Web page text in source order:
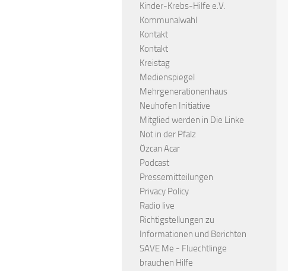
Kinder-Krebs-Hilfe e.V.
Kommunalwahl
Kontakt
Kontakt
Kreistag
Medienspiegel
Mehrgenerationenhaus
Neuhofen Initiative
Mitglied werden in Die Linke
Not in der Pfalz
Özcan Acar
Podcast
Pressemitteilungen
Privacy Policy
Radio live
Richtigstellungen zu
Informationen und Berichten
SAVE Me - Fluechtlinge
brauchen Hilfe